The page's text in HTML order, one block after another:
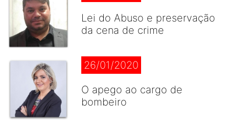
Lei do Abuso e preservação
da cena de crime
26/01/2020
O apego ao cargo de
bombeiro